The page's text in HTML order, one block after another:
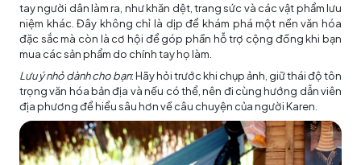
tay người dân làm ra, như khăn dệt, trang sức và các vật phẩm lưu
niệm khác. Đây không chỉ là dịp để khám phá một nền văn hóa
đặc sắc mà còn là cơ hội để góp phần hỗ trợ cộng đồng khi bạn
mua các sản phẩm do chính tay họ làm.
Lưu ý nhỏ dành cho bạn: Hãy hỏi trước khi chụp ảnh, giữ thái độ tôn
trọng văn hóa bản địa và nếu có thể, nên đi cùng hướng dẫn viên
địa phương để hiểu sâu hơn về câu chuyện của người Karen.